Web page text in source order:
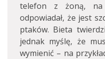
telefon z żoną,
odpowiadał, że jest
ptaków. Bieta
jednak myślę, że
wymienić – na